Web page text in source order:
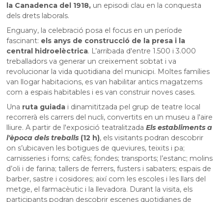
la Canadenca del 1918, un episodi clau en la conquesta
dels drets laborals.
Enguany, la celebració posa el focus en un període
fascinant: els anys de construcció de la presa i la
central hidroelèctrica. L’arribada d'entre 1.500 i 3.000
treballadors va generar un creixement sobtat i va
revolucionar la vida quotidiana del municipi. Moltes famílies
van llogar habitacions, es van habilitar antics magatzems
com a espais habitables i es van construir noves cases.
Una ruta guiada i dinamititzada pel grup de teatre local
recorrerà els carrers del nucli, convertits en un museu a l'aire
lliure. A partir de l'exposició teatralitzadaEls establiments a
l'època dels treballs (12 h), els visitants podran descobrir
on s’ubicaven les botigues de queviures, teixits i pa;
carnisseries i forns; cafès; fondes; transports; l’estanc; molins
d’oli i de farina; tallers de ferrers, fusters i sabaters; espais de
barber, sastre i cosidores; així com les escoles i les llars del
metge, el farmacèutic i la llevadora. Durant la visita, els
participants podran descobrir escenes quotidianes de